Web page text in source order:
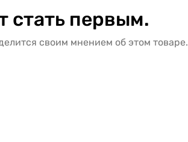
стать первым.
своим мнением об этом товаре.